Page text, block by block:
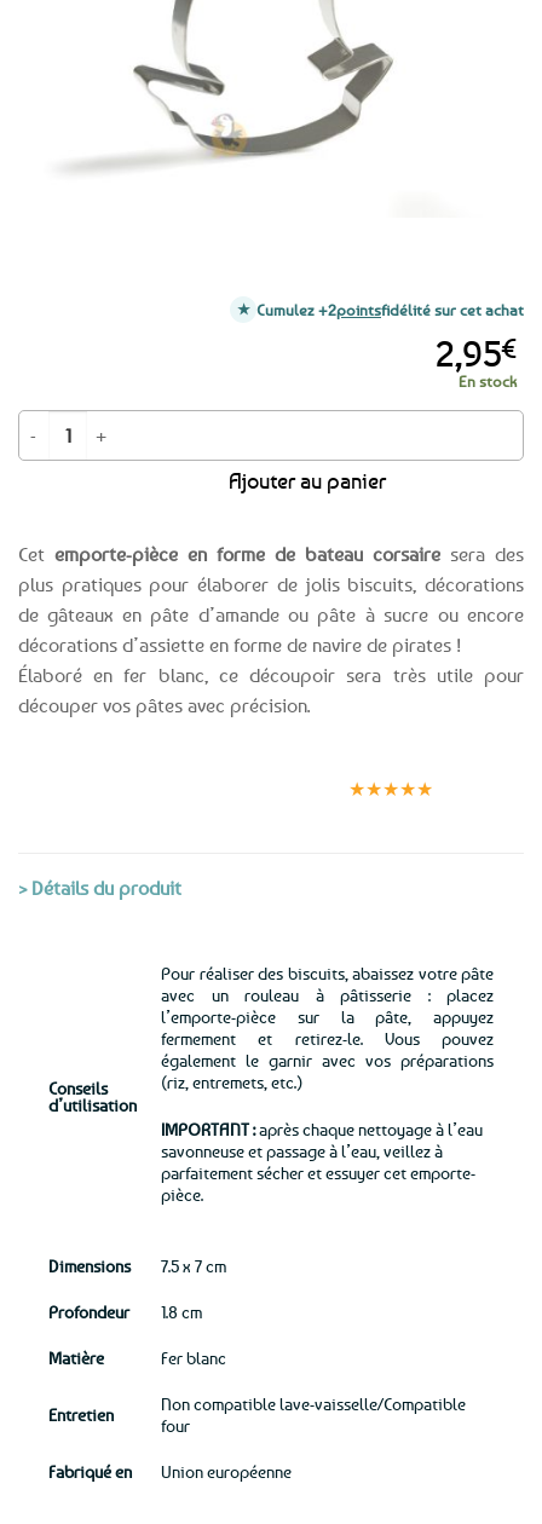
Cet emporte-pièce en forme de bateau corsaire sera des
plus pratiques pour élaborer de jolis biscuits, décorations
de gâteaux en pâte d’amande ou pâte à sucre ou encore
décorations d’assiette en forme de navire de pirates !
Élaboré en fer blanc, ce découpoir sera très utile pour
découper vos pâtes avec précision.
2,95€
En stock
quantité de Emporte-pièce Bateau pirate en fer blanc
Ajouter au panier
Cumulez +2pointsfidélité sur cet achat
★★★★★
> Détails du produit
Conseils
d’utilisation
Pour réaliser des biscuits, abaissez votre pâte
avec un rouleau à pâtisserie : placez
l’emporte-pièce sur la pâte, appuyez
fermement et retirez-le. Vous pouvez
également le garnir avec vos préparations
(riz, entremets, etc.)
IMPORTANT :après chaque nettoyage à l’eau
savonneuse et passage à l’eau, veillez à
parfaitement sécher et essuyer cet emporte-
pièce.
Dimensions 7.5 x 7 cm
Profondeur 1.8 cm
Matière Fer blanc
Entretien
Non compatible lave-vaisselle/Compatible
four
Fabriqué en Union européenne